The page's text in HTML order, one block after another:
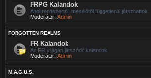
FRPG Kalandok
Ahol rendszertől, mesélőtől függetlenül játszhattok.
Moderátor: Admin
FORGOTTEN REALMS
FR Kalandok
Az FR világán játszódó kalandok
Moderátor: Admin
M.A.G.U.S.